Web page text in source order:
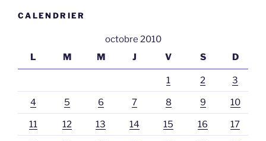
CALENDRIER
octobre 2010
L
M M J V S D
1 2 3
4 5 6 7 8 9 10
11 12 13 14 15 16 17